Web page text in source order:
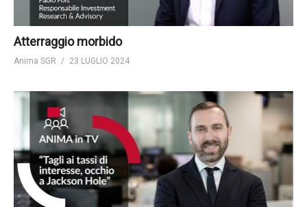
Atterraggio morbido
Anima SGR 23 LUGLIO 2024